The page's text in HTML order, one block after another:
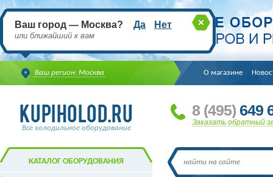
Ваш регион: Москва
Ваш город — Москва? Да Нет
или ближайший к вам
О магазине
Всё холодильное оборудование
8 (495) 649
Заказать обратный
КАТАЛОГ ОБОРУДОВАНИЯ